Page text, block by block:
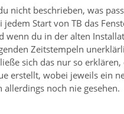
nicht beschrieben, was
jedem Start von TB das
wenn du in der alten
Zeitstempeln
sich das nur so
erstellt, wobei jeweils ein
allerdings noch nie gesehen.